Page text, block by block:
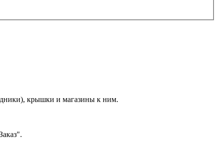
крышки и магазины к ним.